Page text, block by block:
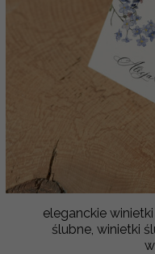
eleganckie
ślubne, winietki